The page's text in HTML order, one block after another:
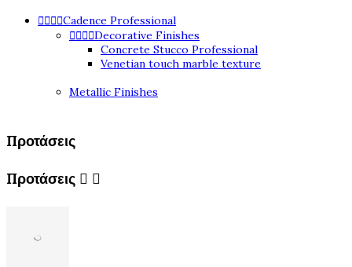
Cadence Professional
Decorative Finishes
Concrete Stucco Professional
Venetian touch marble texture
Metallic Finishes
Προτάσεις
Προτάσεις  